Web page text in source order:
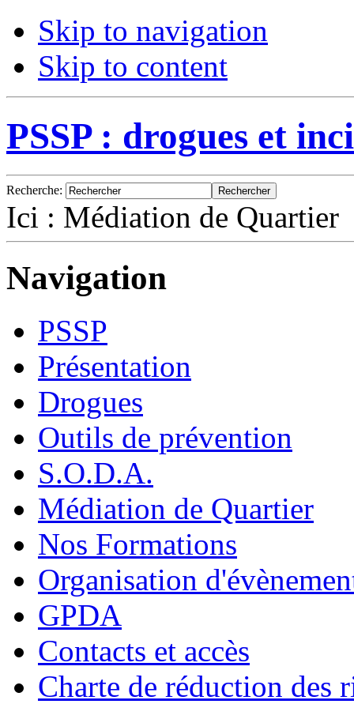
Skip to navigation
Skip to content
PSSP : drogues et
Recherche:
Ici : Médiation de Quartier
Navigation
PSSP
Présentation
Drogues
Outils de prévention
S.O.D.A.
Médiation de Quartier
Nos Formations
Organisation
GPDA
Contacts et accès
Charte de réduction des